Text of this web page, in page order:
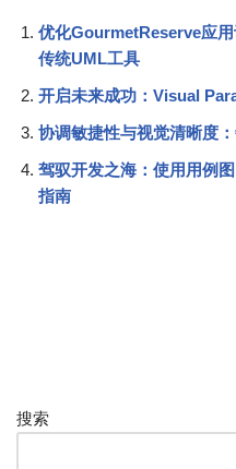
优化GourmetReserve应
传统UML工具
开启未来成功：Visual
协调敏捷性与视觉清晰度
驾驭开发之海：使用用例
指南
搜索